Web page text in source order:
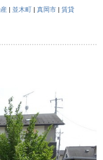
|並木町 |真岡市 |賃貸